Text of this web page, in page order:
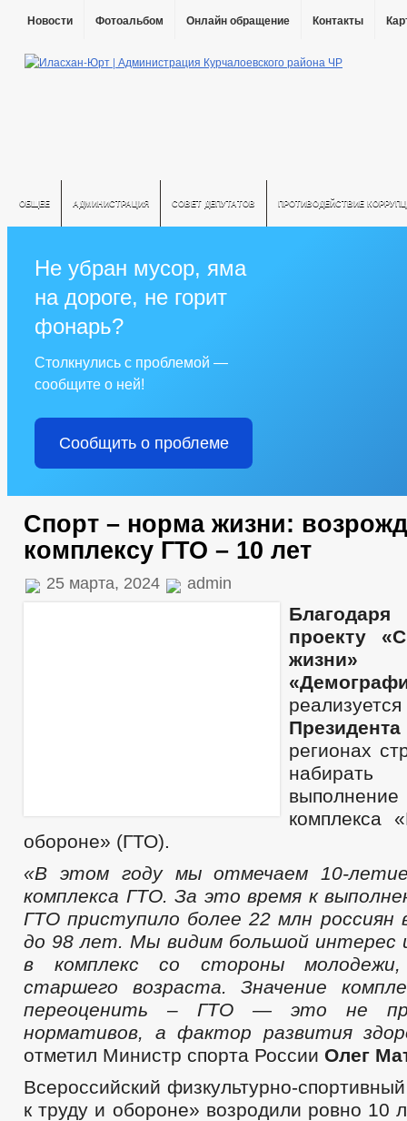
Новости Фотоальбом Онлайн обращение Контакты
ОБЩЕЕ АДМИНИСТРАЦИЯ СОВЕТ ДЕПУТАТОВ ПРОТИВОДЕЙСТВИЕ
Не убран мусор, яма
на дороге, не горит
фонарь?
Столкнулись с проблемой —
сообщите о ней!
Сообщить о проблеме
Спорт – норма жизни:
комплексу ГТО – 10 лет
25 марта, 2024 admin
проекту
жизни»
регионах
набирать
комплекса
обороне» (ГТО).
«В этом году мы отмечаем 10-летие
комплекса ГТО. За это время к
ГТО приступило более 22 млн россиян
до 98 лет. Мы видим большой интерес
в комплекс со стороны
старшего возраста. Значение
переоценить – ГТО — это не
нормативов, а фактор развития
отметил Министр спорта России Олег
Всероссийский физкультурно-
к труду и обороне» возродили ровно 10